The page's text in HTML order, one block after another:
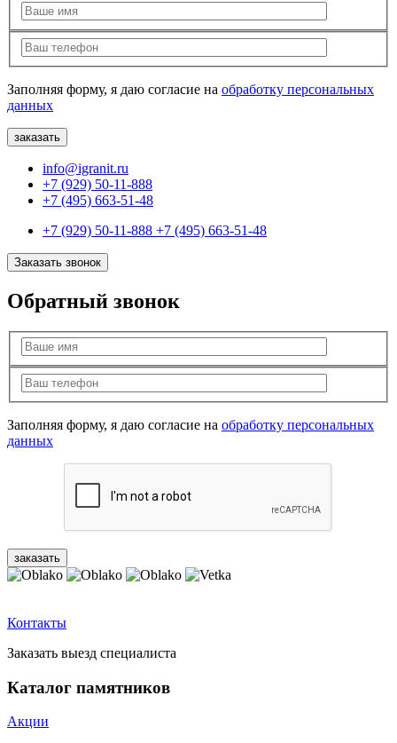
Заполняя форму, я даю согласие на обработку персональных
данных
info@igranit.ru
+7 (929) 50-11-888
+7 (495) 663-51-48
+7 (929) 50-11-888 +7 (495) 663-51-48
Заказать звонок
Обратный звонок
Заполняя форму, я даю согласие на обработку персональных
данных
Контакты
Заказать выезд специалиста
Каталог памятников
Акции